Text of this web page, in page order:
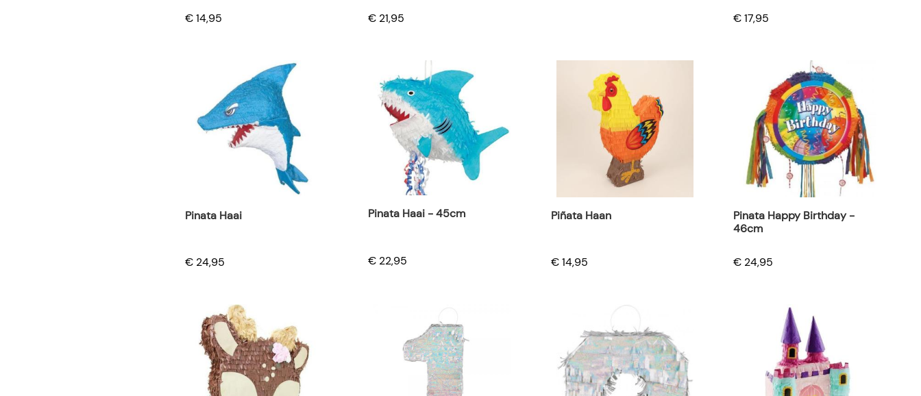
€ 14,95 € 21,95 € 17,95
Pinata Haai
€ 24,95
Pinata Haai - 45cm
€ 22,95
Piñata Haan
€ 14,95
Pinata Happy Birthday -
46cm
€ 24,95